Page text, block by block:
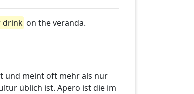
drink on the veranda.
und meint oft mehr als nur
üblich ist. Apero ist die im